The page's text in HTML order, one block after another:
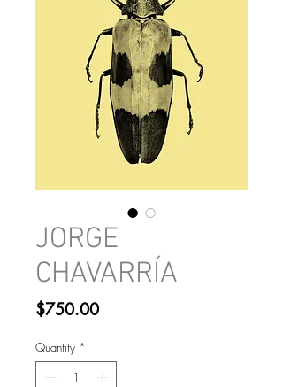
JORGE
CHAVARRÍA
$750.00Price
Quantity *